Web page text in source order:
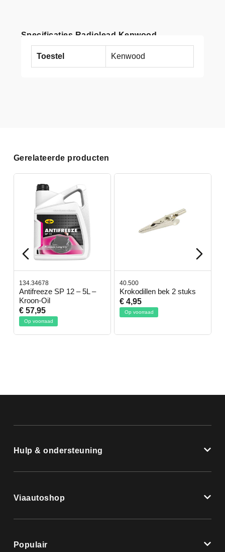
Specificaties Radiolead Kenwood
Toestel Kenwood
Gerelateerde producten
134.34678
Antifreeze SP 12 – 5L –
Kroon-Oil
€ 57,95
Op voorraad
40.500
Krokodillen bek 2 stuks
€ 4,95
Op voorraad
Hulp & ondersteuning
Viaautoshop
Populair